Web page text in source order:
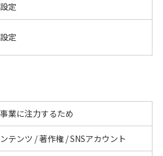
定
定
業に注力するため
テンツ / 著作権 / SNSアカウント